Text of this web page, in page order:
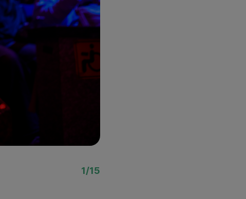
1/15